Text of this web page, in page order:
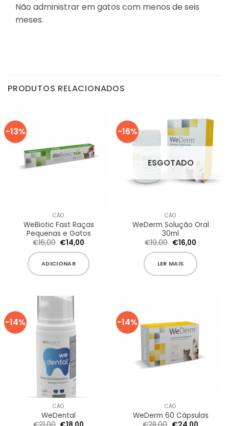
Não administrar em gatos com menos de seis
meses.
PRODUTOS RELACIONADOS
-13%
CÃO
WeBiotic Fast Raças
Pequenas e Gatos
€16,00 O
preço
original
era:
€14,00
atual
é:
€14,00.
ADICIONAR
-16%
ESGOTADO
CÃO
WeDerm Solução Oral
30ml
€19,00 O
preço
original
era:
€19,00.
€16,00O
atual
é:
€16,00.
LER MAIS
-14%
CÃO
WeDental
-14%
CÃO
WeDerm 60 Cápsulas